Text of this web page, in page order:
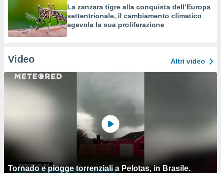
La zanzara tigre alla conquista dell’Europa
settentrionale, il cambiamento climatico
agevola la sua proliferazione
Video Altri video
Tornado e piogge torrenziali a Pelotas, in Brasile.